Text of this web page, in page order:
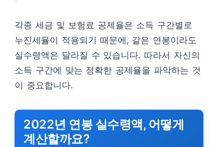
각종 세금 및 보험료 공제율은 소득 구간별로
누진세율이 적용되기 때문에, 같은 연봉이라도
실수령액은 달라질 수 있습니다. 따라서 자신의
소득 구간에 맞는 정확한 공제율을 파악하는 것
이 중요합니다.
2022년 연봉 실수령액, 어떻게
계산할까요?